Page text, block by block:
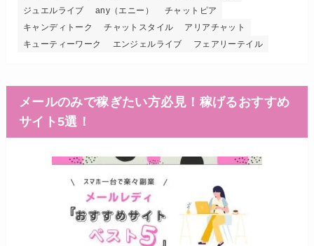
ジュエルライブ
any（エニー）
チャットピア
キャンディトーク
チャットスタイル
アリアチャット
キューティーワーク
エンジェルライブ フェアリーテイル
メールのみで稼ぎたい方必見！稼げるおすすめ
サイト5選！